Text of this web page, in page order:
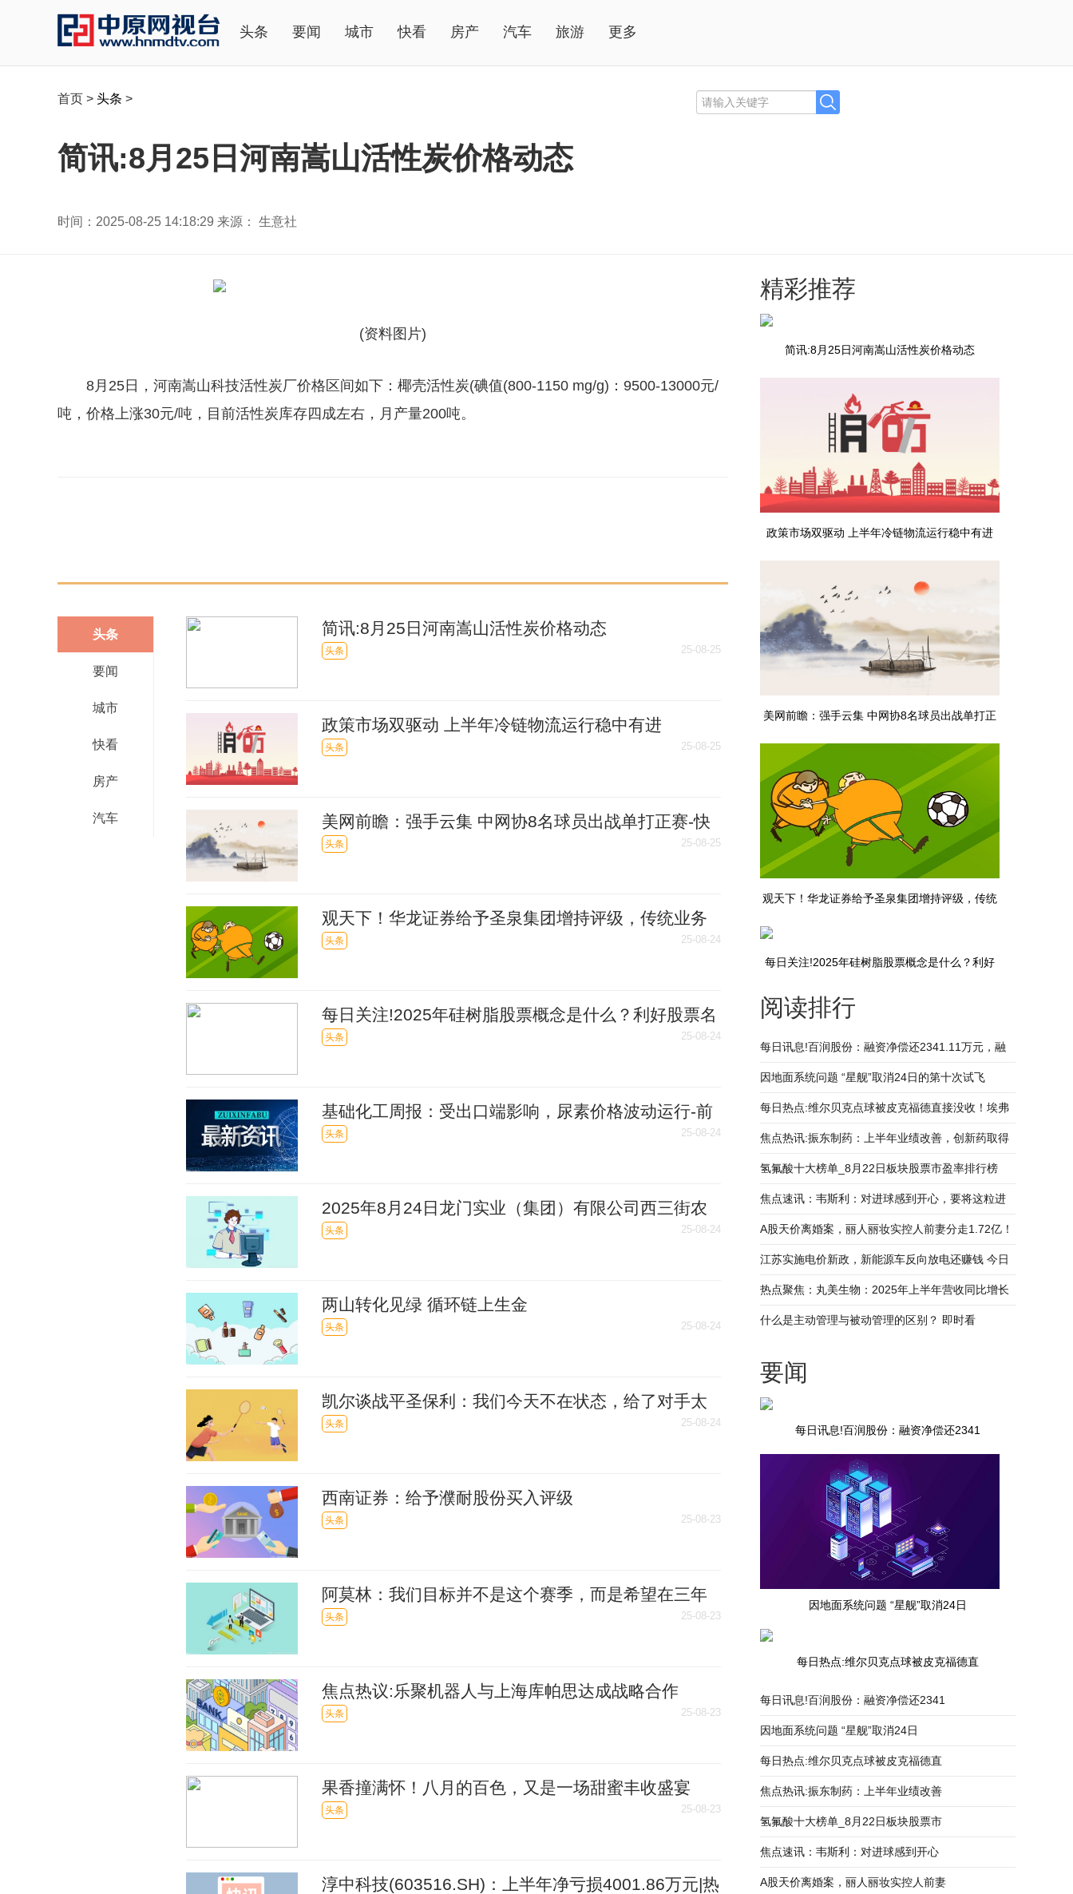
头条 要闻 城市 快看 房产 汽车 旅游 更多
首页 > 头条 >
简讯:8月25日河南嵩山活性炭价格动态
时间：2025-08-25 14:18:29 来源： 生意社
(资料图片)
8月25日，河南嵩山科技活性炭厂价格区间如下：椰壳活性炭(碘值(800-1150 mg/g)：9500-13000元/
吨，价格上涨30元/吨，目前活性炭库存四成左右，月产量200吨。
头条
要闻
城市
快看
房产
汽车
简讯:8月25日河南嵩山活性炭价格动态
头条 25-08-25
政策市场双驱动 上半年冷链物流运行稳中有进
头条 25-08-25
美网前瞻：强手云集 中网协8名球员出战单打正赛-快
播
头条 25-08-25
观天下！华龙证券给予圣泉集团增持评级，传统业务
稳中有进、高端材料快速放量
头条 25-08-24
每日关注!2025年硅树脂股票概念是什么？利好股票名
单收好！（8月22日）
头条 25-08-24
基础化工周报：受出口端影响，尿素价格波动运行-前
沿资讯
头条 25-08-24
2025年8月24日龙门实业（集团）有限公司西三街农
副水产品市场价格行情|报资讯
头条 25-08-24
两山转化见绿 循环链上生金
头条 25-08-24
凯尔谈战平圣保利：我们今天不在状态，给了对手太
多定位球机会
头条 25-08-24
西南证券：给予濮耐股份买入评级
头条 25-08-23
阿莫林：我们目标并不是这个赛季，而是希望在三年
内赢得英超冠军-微资讯
头条 25-08-23
焦点热议:乐聚机器人与上海库帕思达成战略合作
头条 25-08-23
果香撞满怀！八月的百色，又是一场甜蜜丰收盛宴
头条 25-08-23
淳中科技(603516.SH)：上半年净亏损4001.86万元|热
精彩推荐
简讯:8月25日河南嵩山活性炭价格动态
政策市场双驱动 上半年冷链物流运行稳中有进
美网前瞻：强手云集 中网协8名球员出战单打正
观天下！华龙证券给予圣泉集团增持评级，传统
每日关注!2025年硅树脂股票概念是什么？利好
股票名单收好！（8月22日）
阅读排行
每日讯息!百润股份：融资净偿还2341.11万元，融
资余额2.45亿元（08-22）
因地面系统问题 “星舰”取消24日的第十次试飞
每日热点:维尔贝克点球被皮克福德直接没收！埃弗
顿仍2-0领先布莱顿
焦点热讯:振东制药：上半年业绩改善，创新药取得
新突破
氢氟酸十大榜单_8月22日板块股票市盈率排行榜
焦点速讯：韦斯利：对进球感到开心，要将这粒进
球献给罗马球迷和队友们
A股天价离婚案，丽人丽妆实控人前妻分走1.72亿！
江苏实施电价新政，新能源车反向放电还赚钱 今日
热搜
热点聚焦：丸美生物：2025年上半年营收同比增长
30.83% 拟10派2.5元
什么是主动管理与被动管理的区别？ 即时看
要闻
每日讯息!百润股份：融资净偿还2341
因地面系统问题 “星舰”取消24日
每日热点:维尔贝克点球被皮克福德直
每日讯息!百润股份：融资净偿还2341
因地面系统问题 “星舰”取消24日
每日热点:维尔贝克点球被皮克福德直
焦点热讯:振东制药：上半年业绩改善
氢氟酸十大榜单_8月22日板块股票市
焦点速讯：韦斯利：对进球感到开心
A股天价离婚案，丽人丽妆实控人前妻